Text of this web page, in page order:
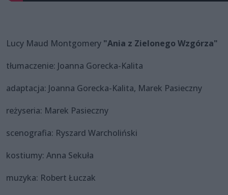
Lucy Maud Montgomery "Ania z Zielonego Wzgórza"
tłumaczenie: Joanna Gorecka-Kalita
adaptacja: Joanna Gorecka-Kalita, Marek Pasieczny
reżyseria: Marek Pasieczny
scenografia: Ryszard Warcholiński
kostiumy: Anna Sekuła
muzyka: Robert Łuczak